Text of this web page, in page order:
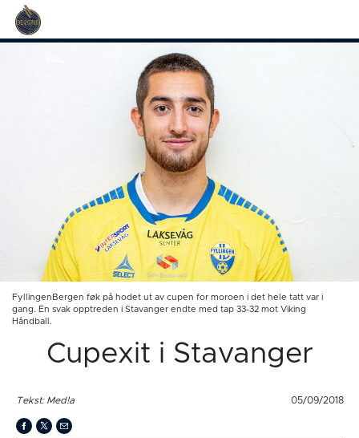
FyllingenBergen føk på hodet ut av cupen for moroen i det hele tatt var i
gang. En svak opptreden i Stavanger endte med tap 33-32 mot Viking
Håndball.
Cupexit i Stavanger
Tekst: Med!a 05/09/2018